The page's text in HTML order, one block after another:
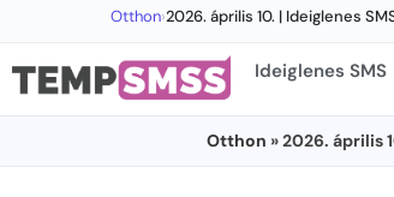
Otthon›2026. április 10. | Ideiglenes
Ideiglenes SMS
Otthon » 2026. április